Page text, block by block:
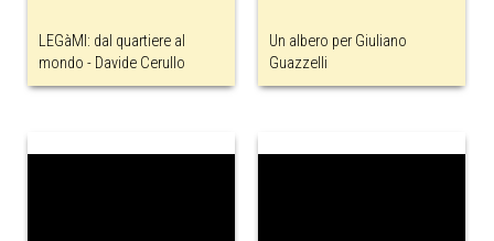
LEGàMI: dal quartiere al
mondo - Davide Cerullo
Un albero per Giuliano
Guazzelli